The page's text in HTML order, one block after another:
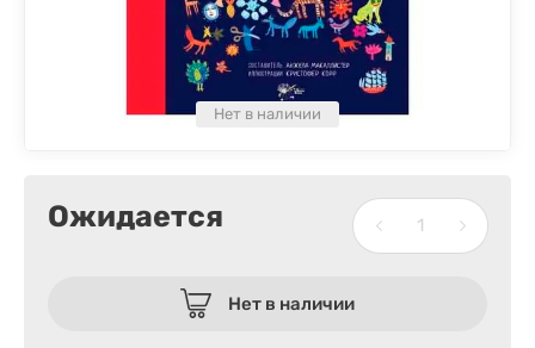
Нет в наличии
Ожидается
Нет в наличии